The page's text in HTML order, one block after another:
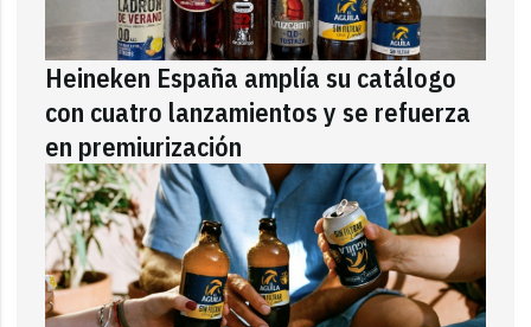
Heineken España amplía su catálogo
con cuatro lanzamientos y se refuerza
en premiurización